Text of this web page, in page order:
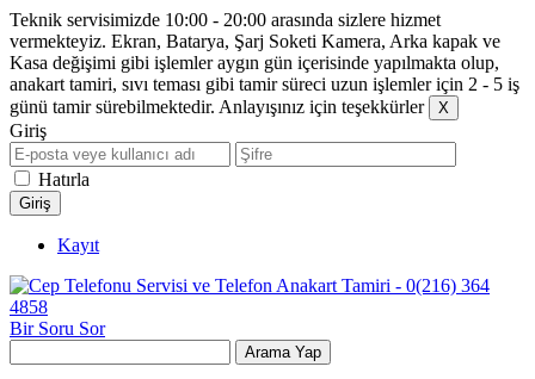
Teknik servisimizde 10:00 - 20:00 arasında sizlere hizmet
vermekteyiz. Ekran, Batarya, Şarj Soketi Kamera, Arka kapak ve
Kasa değişimi gibi işlemler aygın gün içerisinde yapılmakta olup,
anakart tamiri, sıvı teması gibi tamir süreci uzun işlemler için 2 - 5 iş
günü tamir sürebilmektedir. Anlayışınız için teşekkürler
Giriş
Hatırla
Kayıt
Bir Soru Sor